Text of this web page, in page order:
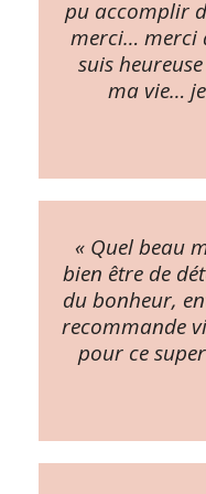
pu accomplir
merci… merci
suis
ma vie…
« Quel beau
bien être de
du bonheur,
recommande
pour ce